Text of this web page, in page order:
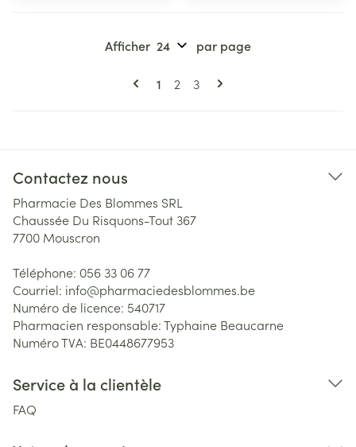
Pages
Vous lisez actuellement la page
1 Page
2 Page
3
Afficher par page
Contactez nous
Pharmacie Des Blommes SRL
Chaussée Du Risquons-Tout 367
7700 Mouscron
Téléphone: 056 33 06 77
Courriel: info@pharmaciedesblommes.be
Numéro de licence: 540717
Pharmacien responsable:Typhaine Beaucarne
Numéro TVA: BE0448677953
Service à la clientèle
FAQ